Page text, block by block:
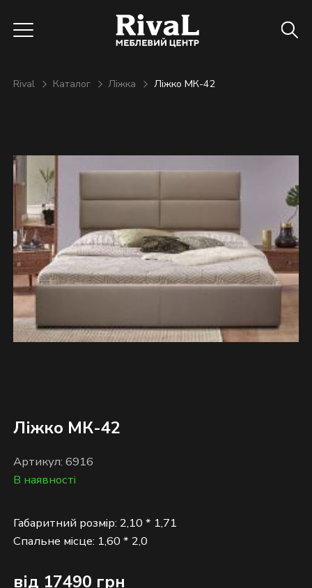
Rival Каталог Ліжка Ліжко МК-42
Ліжко МК-42
Артикул: 6916
В наявності
Габаритний розмір: 2,10 * 1,71
від 17490 грн